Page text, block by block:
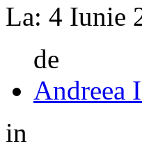
La: 4 Iunie
de
Andreea
in